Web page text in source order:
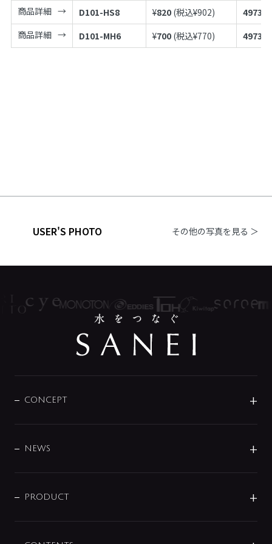
商品詳細
D101-HS8 ¥820 (税込¥902)
商品詳細
D101-MH6 ¥700 (税込¥770)
USER'S PHOTO その他の写真を見る ＞
CONCEPT
DESIGN
NEWS
商品に関して
PRODUCT